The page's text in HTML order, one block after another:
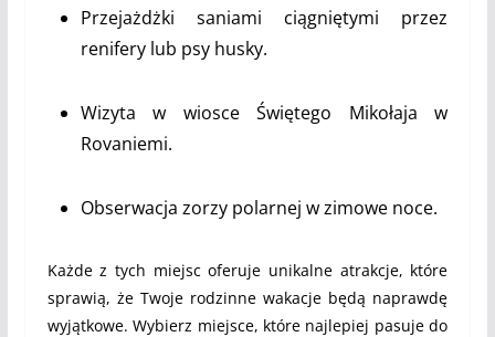
Przejażdżki saniami ciągniętymi przez
renifery lub psy husky.
Wizyta w wiosce Świętego Mikołaja w
Rovaniemi.
Obserwacja zorzy polarnej w zimowe noce.
Każde z tych miejsc oferuje unikalne atrakcje, które
sprawią, że Twoje rodzinne wakacje będą naprawdę
wyjątkowe. Wybierz miejsce, które najlepiej pasuje do